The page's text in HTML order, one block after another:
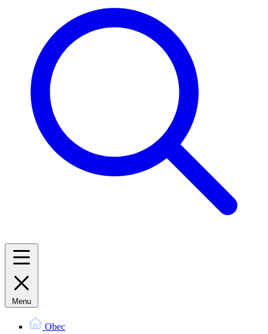
Menu
Obec